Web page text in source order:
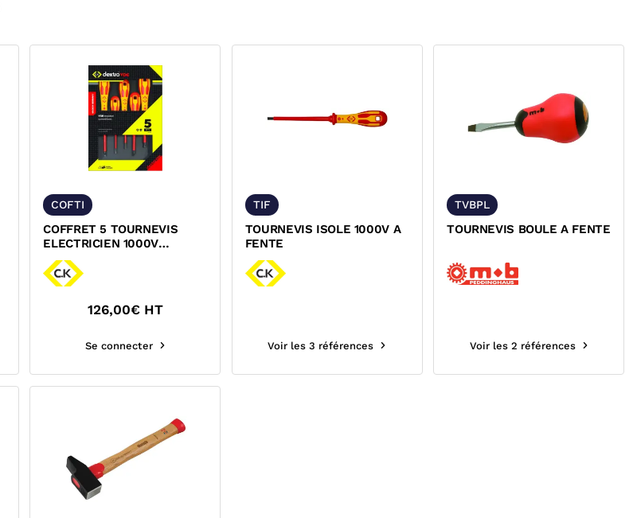
COFTI
COFFRET 5 TOURNEVIS
ELECTRICIEN 1000V
DEXTRO CK
126,00€ HT
Se connecter
TIF
TOURNEVIS ISOLE 1000V A
FENTE
Voir les 3 références
TVBPL
TOURNEVIS BOULE A FENTE
Voir les 2 références